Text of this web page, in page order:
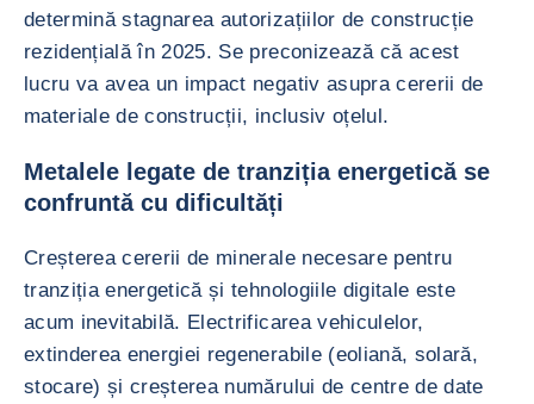
determină stagnarea autorizațiilor de construcție
rezidențială în 2025. Se preconizează că acest
lucru va avea un impact negativ asupra cererii de
materiale de construcții, inclusiv oțelul.
Metalele legate de tranziția energetică se
confruntă cu dificultăți
Creșterea cererii de minerale necesare pentru
tranziția energetică și tehnologiile digitale este
acum inevitabilă. Electrificarea vehiculelor,
extinderea energiei regenerabile (eoliană, solară,
stocare) și creșterea numărului de centre de date